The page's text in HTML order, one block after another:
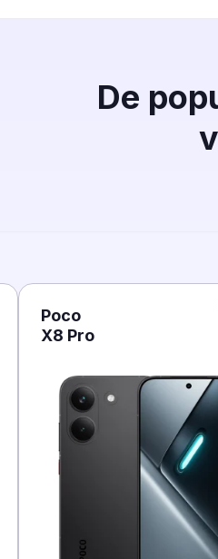
De
Poco
X8 Pro